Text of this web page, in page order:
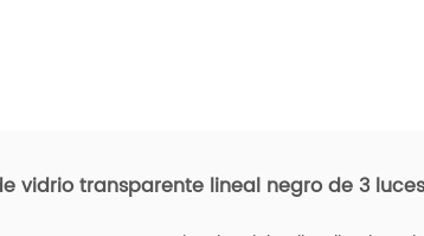
vidrio transparente lineal negro de 3 luces